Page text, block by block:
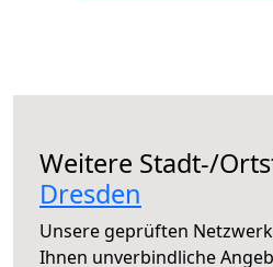
Weitere Stadt-/
Dresden
Unsere geprüften
Ihnen unverbindliche